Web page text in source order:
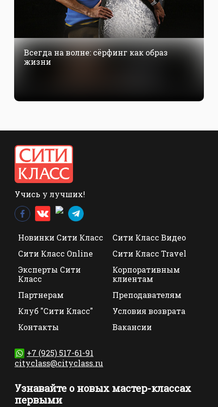
Всегда на волне: сёрфинг как образ
жизни
Учись у лучших!
Новинки Сити Класс
Сити Класс Видео
Сити Класс Online
Сити Класс Travel
Эксперты Сити
Класс
Корпоративным
клиентам
Партнерам
Преподавателям
Клуб "Сити Класс"
Условия возврата
Контакты
Вакансии
+7 (925) 517-61-91
cityclass@cityclass.ru
Узнавайте о новых мастер-классах
первыми